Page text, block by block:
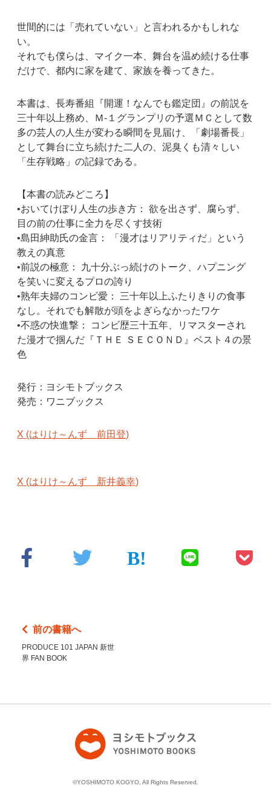
世間的には「売れていない」と言われるかもしれな
い。
それでも僕らは、マイク一本、舞台を温め続ける仕事
だけで、都内に家を建て、家族を養ってきた。
本書は、長寿番組『開運！なんでも鑑定団』の前説を
三十年以上務め、Ｍ-１グランプリの予選ＭＣとして数
多の芸人の人生が変わる瞬間を見届け、「劇場番長」
として舞台に立ち続けた二人の、泥臭くも清々しい
「生存戦略」の記録である。
【本書の読みどころ】
•おいてけぼり人生の歩き方： 欲を出さず、腐らず、
目の前の仕事に全力を尽くす技術
•島田紳助氏の金言： 「漫才はリアリティだ」という
教えの真意
•前説の極意： 九十分ぶっ続けのトーク、ハプニング
を笑いに変えるプロの誇り
•熟年夫婦のコンビ愛： 三十年以上ふたりきりの食事
なし。それでも解散が頭をよぎらなかったワケ
•不惑の快進撃： コンビ歴三十五年、リマスターされ
た漫才で掴んだ『ＴＨＥ ＳＥＣＯＮＤ』ベスト４の景
色
発行：ヨシモトブックス
発売：ワニブックス
X (はりけ～んず 前田登)
X (はりけ～んず 新井義幸)
前の書籍へ
PRODUCE 101 JAPAN 新世
界 FAN BOOK
©YOSHIMOTO KOGYO, All Rights Reserved.